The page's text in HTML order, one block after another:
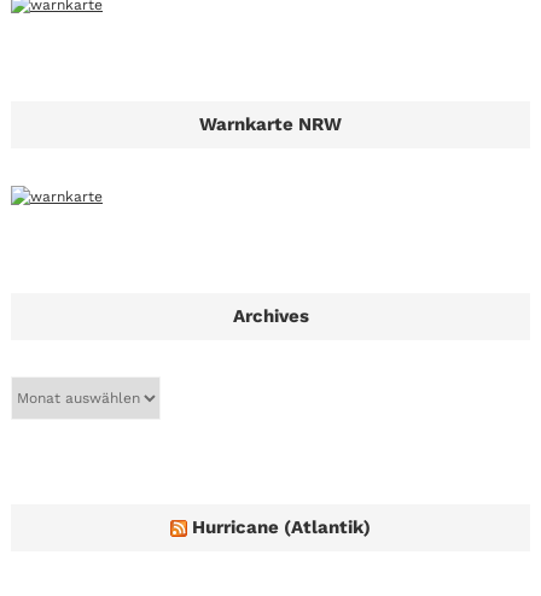
Warnkarte NRW
Archives
Hurricane (Atlantik)